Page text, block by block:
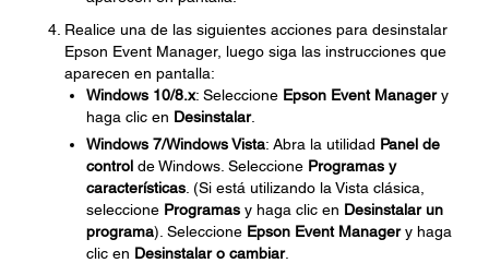
Realice una de las siguientes acciones para desinstalar
Epson Event Manager, luego siga las instrucciones que
aparecen en pantalla:
Windows 10/8.x: Seleccione Epson Event Managery
haga clic en Desinstalar.
Windows 7/Windows Vista: Abra la utilidad Panel de
control de Windows. Seleccione Programas y
características . (Si está utilizando la Vista clásica,
seleccione Programas y haga clic en Desinstalar un
programa). Seleccione Epson Event Managery haga
clic en Desinstalar o cambiar.